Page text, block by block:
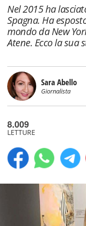
Nel 2015 ha
Spagna. Ha
mondo da New
Atene. Ecco la sua
Sara Abello
Giornalista
8.009
LETTURE